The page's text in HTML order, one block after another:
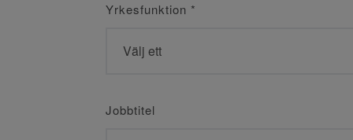
Yrkesfunktion *
Jobbtitel